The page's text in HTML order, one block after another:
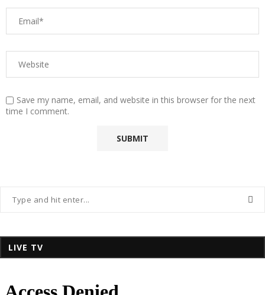
Save my name, email, and website in this browser for the next
time I comment.
LIVE TV